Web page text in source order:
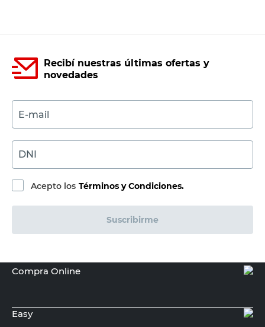
Recibí nuestras últimas ofertas y
novedades
E-mail
DNI
Acepto los Términos y Condiciones.
Suscribirme
Compra Online
Easy